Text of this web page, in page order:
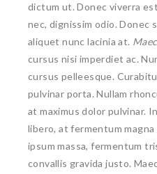
dictum ut. Donec viverra
nec, dignissim odio. Donec
aliquet nunc lacinia at.
cursus nisi imperdiet ac.
cursus pelleesque.
pulvinar porta. Nullam
at maximus dolor pulvinar.
libero, at fermentum
ipsum massa, fermentum
convallis gravida justo.